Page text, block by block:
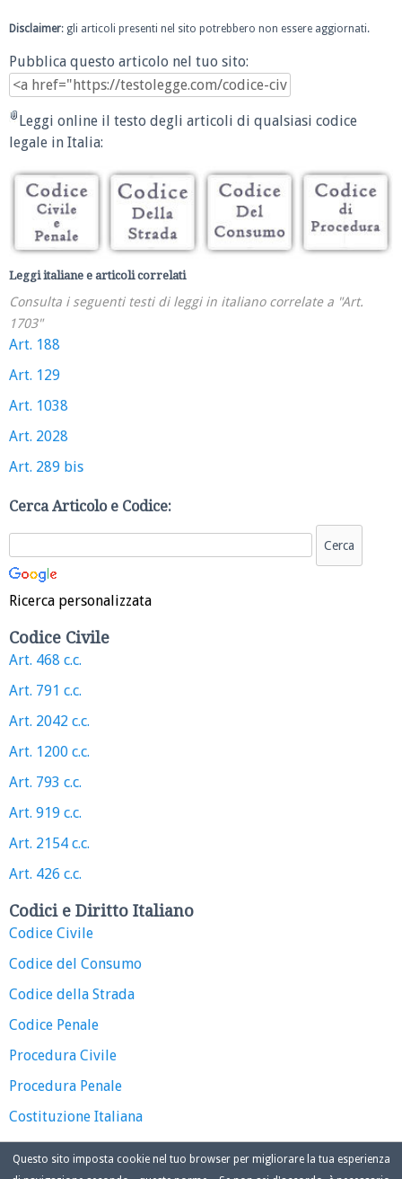
Disclaimer: gli articoli presenti nel sito potrebbero non essere aggiornati.
Pubblica questo articolo nel tuo sito:
Leggi online il testo degli articoli di qualsiasi codice
legale in Italia:
Leggi italiane e articoli correlati
Consulta i seguenti testi di leggi in italiano correlate a "Art.
1703"
Art. 188
Art. 129
Art. 1038
Art. 2028
Art. 289 bis
Cerca Articolo e Codice:
Ricerca personalizzata
Codice Civile
Art. 468 c.c.
Art. 791 c.c.
Art. 2042 c.c.
Art. 1200 c.c.
Art. 793 c.c.
Art. 919 c.c.
Art. 2154 c.c.
Art. 426 c.c.
Codici e Diritto Italiano
Codice Civile
Codice del Consumo
Codice della Strada
Codice Penale
Procedura Civile
Procedura Penale
Costituzione Italiana
Questo sito imposta cookie nel tuo browser per migliorare la tua esperienza